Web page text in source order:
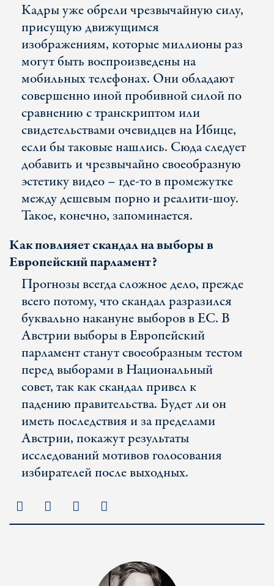
Кадры уже обрели чрезвычайную силу,
присущую движущимся
изображениям, которые миллионы раз
могут быть воспроизведены на
мобильных телефонах. Они обладают
совершенно иной пробивной силой по
сравнению с транскриптом или
свидетельствами очевидцев на Ибице,
если бы таковые нашлись. Сюда следует
добавить и чрезвычайно своеобразную
эстетику видео – где-то в промежутке
между дешевым порно и реалити-шоу.
Такое, конечно, запоминается.
Как повлияет скандал на выборы в
Европейский парламент?
Прогнозы всегда сложное дело, прежде
всего потому, что скандал разразился
буквально накануне выборов в ЕС. В
Австрии выборы в Европейский
парламент станут своеобразным тестом
перед выборами в Национальный
совет, так как скандал привел к
падению правительства. Будет ли он
иметь последствия и за пределами
Австрии, покажут результаты
исследований мотивов голосования
избирателей после выходных.